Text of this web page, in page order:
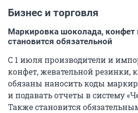
Бизнес и торговля
Маркировка шоколада, конфет
становится обязательной
С 1 июля производители и
конфет, жевательной резинки,
обязаны наносить коды
и подавать отчеты в систему
Также становится